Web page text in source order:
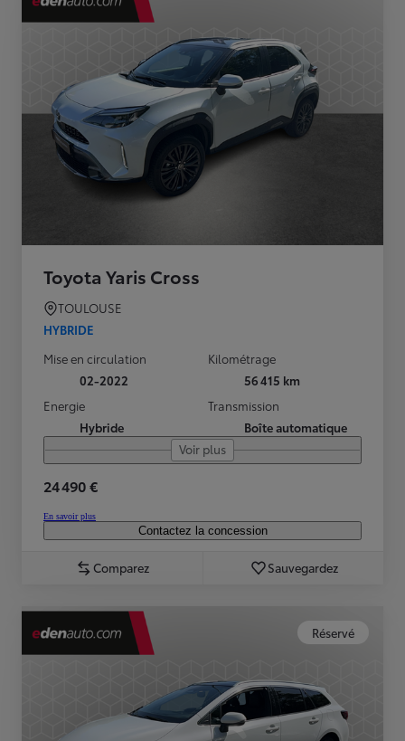
Toyota Yaris Cross
TOULOUSE
HYBRIDE
Mise en circulation
02-2022
Kilométrage
56 415 km
Energie
Hybride
Transmission
Boîte automatique
Voir plus
24 490 €
En savoir plus
Contactez la concession
Comparez Sauvegardez
Réservé